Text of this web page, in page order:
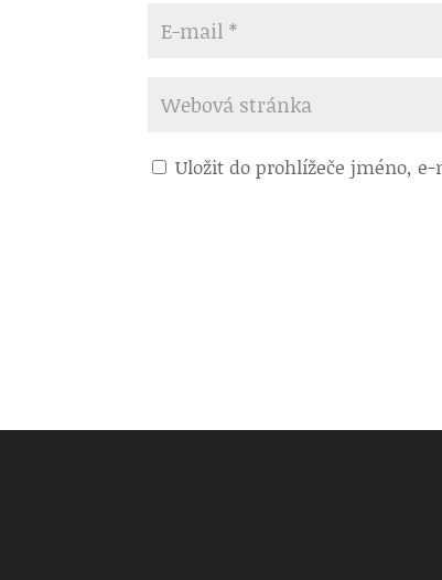
Uložit do prohlížeče jméno,